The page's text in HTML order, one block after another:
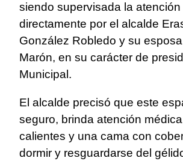
siendo supervisada la atención
directamente por el alcalde
González Robledo y su
Marón, en su carácter de
Municipal.
El alcalde precisó que este
seguro, brinda atención
calientes y una cama con
dormir y resguardarse del